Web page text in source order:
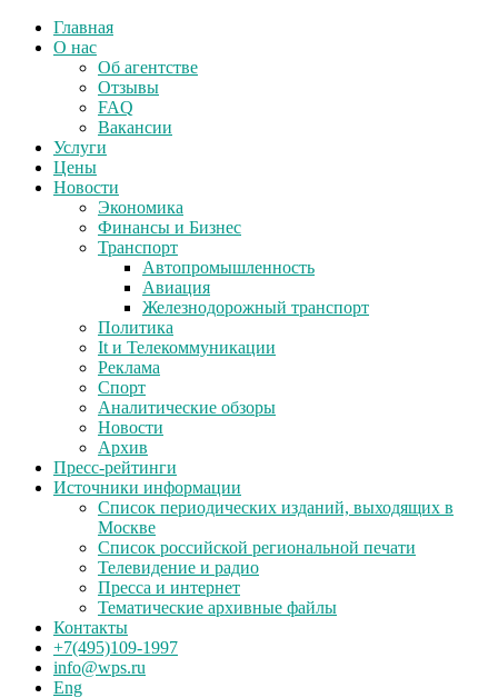
Главная
О нас
Об агентстве
Отзывы
FAQ
Вакансии
Услуги
Цены
Новости
Экономика
Финансы и Бизнес
Транспорт
Автопромышленность
Авиация
Железнодорожный транспорт
Политика
It и Телекоммуникации
Реклама
Спорт
Аналитические обзоры
Новости
Архив
Пресс-рейтинги
Источники информации
Список периодических изданий, выходящих в
Москве
Список российской региональной печати
Телевидение и радио
Пресса и интернет
Тематические архивные файлы
Контакты
+7(495)109-1997
info@wps.ru
Eng